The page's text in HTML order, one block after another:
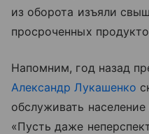
из оборота изъяли
просроченных
Напомним, год назад
Александр Лукашенко
обслуживать
«Пусть даже